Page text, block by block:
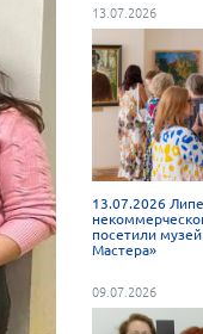
13.07.2026
13.07.2026
посетили
Мастера»
09.07.2026